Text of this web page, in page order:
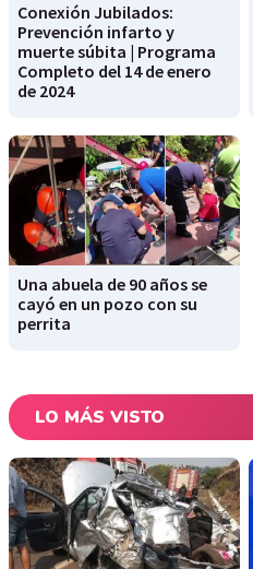
Conexión Jubilados:
Prevención infarto y
muerte súbita | Programa
Completo del 14 de enero
de 2024
Una abuela de 90 años se
cayó en un pozo con su
perrita
LO MÁS VISTO